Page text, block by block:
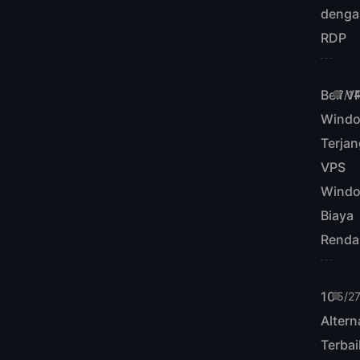
RDP
7/
Beli
VPS
Biaya
5/
10